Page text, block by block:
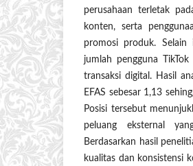
perusahaan terletak
konten, serta
promosi produk. Selain
jumlah pengguna
transaksi digital. Hasil
EFAS sebesar 1,13
Posisi tersebut
peluang eksternal
Berdasarkan hasil
kualitas dan konsistensi